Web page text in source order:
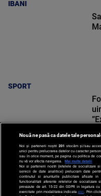
IBANI
SPORT
SPORT
Nouă ne pasă ca datele tale
Noi și partenerii noștri 201 stocăm și/sau
unici pentru prelucrarea datelor cu caracter
sau în orice moment, pe pagina cu politica de
nu vă vor afecta navigarea.
Mai multe detalii
Noi si partenerii nostri (retelele de socializare
servicii de date analitice) prelucram date
continutul si anunturile publicitare afisate
functionalitati aferente retelelor de socializare
prevazute de art. 15-22 din GDPR in legatura
exercitate prin modalitatea indicataaici . Prin